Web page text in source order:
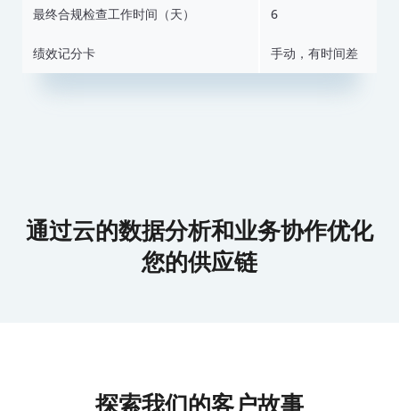
最终合规检查工作时间（天） 6
绩效记分卡 手动，有时间差
通过云的数据分析和业务协作优化
您的供应链
探索我们的客户故事